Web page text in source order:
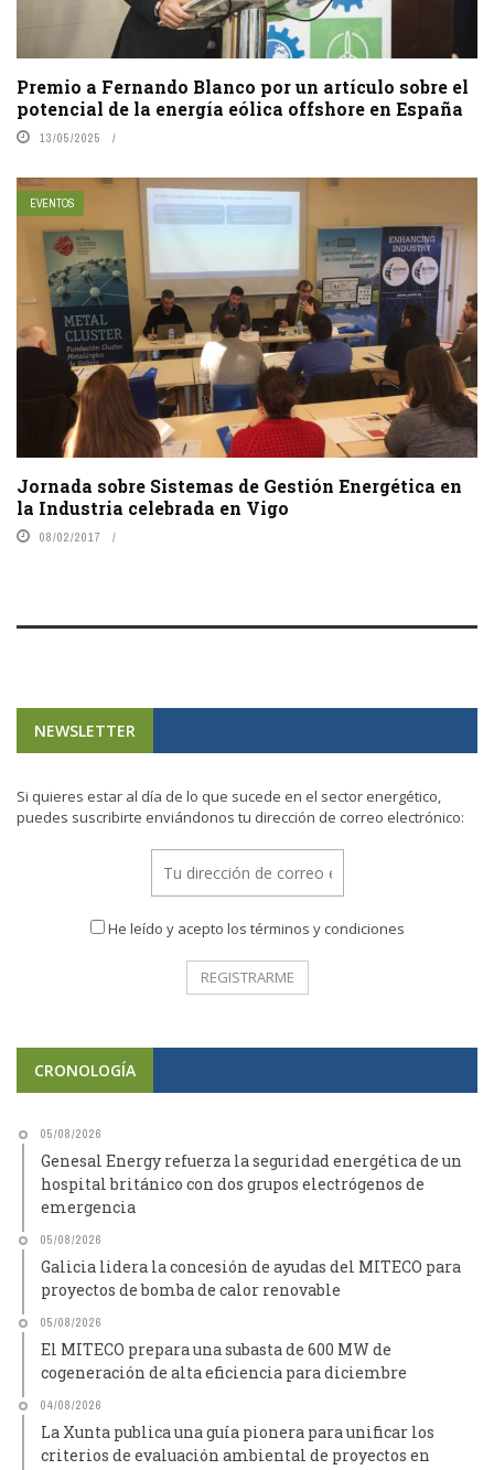
Premio a Fernando Blanco por un artículo sobre el
potencial de la energía eólica offshore en España
13/05/2025
EVENTOS
Jornada sobre Sistemas de Gestión Energética en
la Industria celebrada en Vigo
08/02/2017
NEWSLETTER
Si quieres estar al día de lo que sucede en el sector energético,
puedes suscribirte enviándonos tu dirección de correo electrónico:
He leído y acepto los términos y condiciones
CRONOLOGÍA
05/08/2026
Genesal Energy refuerza la seguridad energética de un
hospital británico con dos grupos electrógenos de
emergencia
05/08/2026
Galicia lidera la concesión de ayudas del MITECO para
proyectos de bomba de calor renovable
05/08/2026
El MITECO prepara una subasta de 600 MW de
cogeneración de alta eficiencia para diciembre
04/08/2026
La Xunta publica una guía pionera para unificar los
criterios de evaluación ambiental de proyectos en